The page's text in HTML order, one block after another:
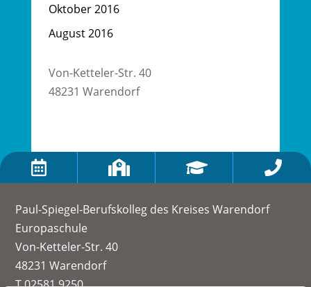
Oktober 2016
August 2016
Von-Ketteler-Str. 40
48231 Warendorf
   
Paul-Spiegel-Berufskolleg des Kreises Warendorf
Europaschule
Von-Ketteler-Str. 40
48231 Warendorf